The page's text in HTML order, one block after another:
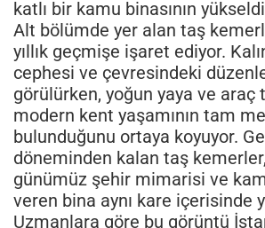
katlı bir kamu binasının
Alt bölümde yer alan taş
yıllık geçmişe işaret ediyor.
cephesi ve çevresindeki
görülürken, yoğun yaya ve araç
modern kent yaşamının tam
bulunduğunu ortaya koyuyor.
döneminden kalan taş
günümüz şehir mimarisi ve
veren bina aynı kare içerisinde
Uzmanlara göre bu görüntü